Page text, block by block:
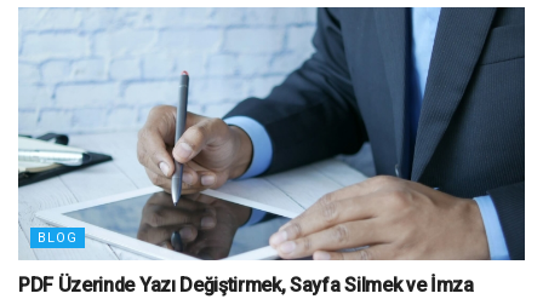
BLOG
PDF Üzerinde Yazı Değiştirmek, Sayfa Silmek ve İmza